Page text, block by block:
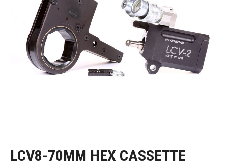
Avdragare
Mätinstrument
Tjänster
Kundcenter
LCV8-70MM HEX CASSETTE